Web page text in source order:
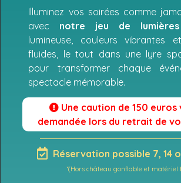
Illuminez vos soirées comme
avec notre jeu de lumières
lumineuse, couleurs vibrantes
fluides, le tout dans une lyre
pour transformer chaque
spectacle mémorable.
Une caution de 150 euros
demandée lors du retrait de
Réservation possible 7, 14
*(Hors château gonflable et matériel